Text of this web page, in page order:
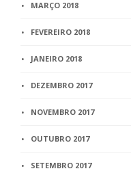
MARÇO 2018
FEVEREIRO 2018
JANEIRO 2018
DEZEMBRO 2017
NOVEMBRO 2017
OUTUBRO 2017
SETEMBRO 2017